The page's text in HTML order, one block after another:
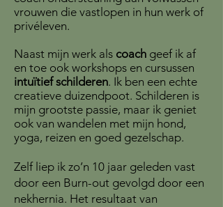
vrouwen die vastlopen in hun werk of
privéleven.
Naast mijn werk als coach geef ik af
en toe ook workshops en cursussen
intuïtief schilderen. Ik ben een echte
creatieve duizendpoot. Schilderen is
mijn grootste passie, maar ik geniet
ook van wandelen met mijn hond,
yoga, reizen en goed gezelschap.
Zelf liep ik zo’n 10 jaar geleden vast
door een Burn-out gevolgd door een
nekhernia. Het resultaat van